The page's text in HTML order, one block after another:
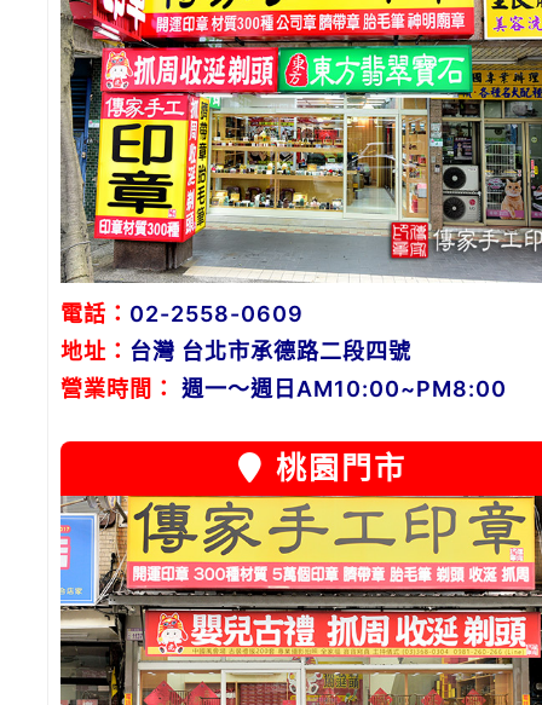
電話： 02-2558-0609
地址： 台灣 台北市承德路二段四號
營業時間：
週一～週日AM10:00~PM8:00
桃園門市